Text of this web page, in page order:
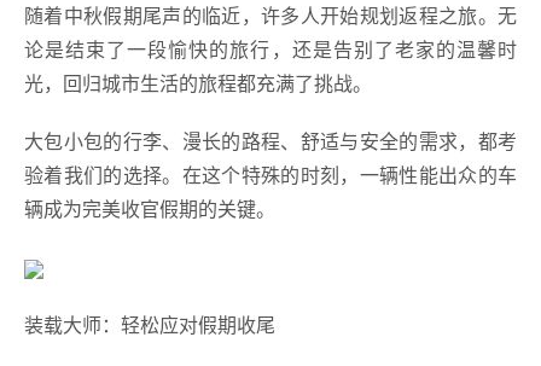
随着中秋假期尾声的临近，许多人开始规划返程之旅。无
论是结束了一段愉快的旅行，还是告别了老家的温馨时
光，回归城市生活的旅程都充满了挑战。
大包小包的行李、漫长的路程、舒适与安全的需求，都考
验着我们的选择。在这个特殊的时刻，一辆性能出众的车
辆成为完美收官假期的关键。
装载大师：轻松应对假期收尾